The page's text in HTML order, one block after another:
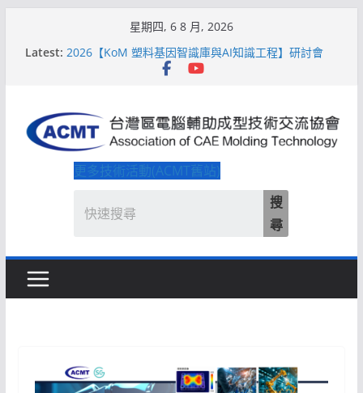
星期四, 6 8 月, 2026
Latest: 2026【KoM 塑料基因智識庫與AI知識工程】研討會
【培訓課程】【ACMT Ｔ零量產】模具估報價：貫穿
具展重磅登場
ACMT打造「Smart Molding 模塑智造平台」主題館
2026【QoM 射出成型高品質穩定生產】研討會
更多技術活動(ACMT舊站)
搜
尋